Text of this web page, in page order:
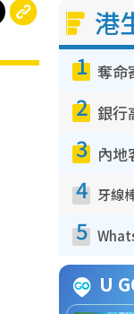
港
1
2
3
4
5
U